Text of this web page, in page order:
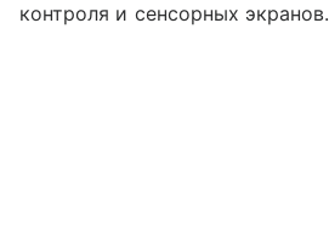
контроля и сенсорных экранов.